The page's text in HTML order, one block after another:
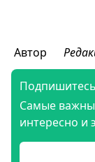
Автор
Самые
интересно и